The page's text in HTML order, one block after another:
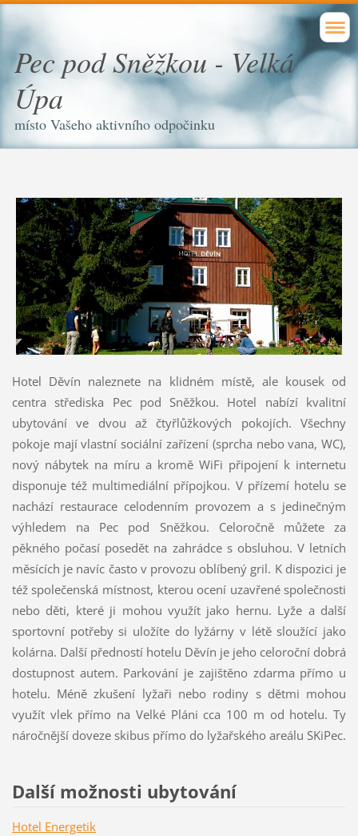
Pec pod Sněžkou - Velká
Úpa
místo Vašeho aktivního odpočinku
Hotel Děvín naleznete na klidném místě, ale kousek od
centra střediska Pec pod Sněžkou. Hotel nabízí kvalitní
ubytování ve dvou až čtyřlůžkových pokojích. Všechny
pokoje mají vlastní sociální zařízení (sprcha nebo vana, WC),
nový nábytek na míru a kromě WiFi připojení k internetu
disponuje též multimediální přípojkou. V přízemí hotelu se
nachází restaurace celodenním provozem a s jedinečným
výhledem na Pec pod Sněžkou. Celoročně můžete za
pěkného počasí posedět na zahrádce s obsluhou. V letních
měsících je navíc často v provozu oblíbený gril. K dispozici je
též společenská místnost, kterou ocení uzavřené společnosti
nebo děti, které ji mohou využít jako hernu. Lyže a další
sportovní potřeby si uložíte do lyžárny v létě sloužící jako
kolárna. Další předností hotelu Děvín je jeho celoroční dobrá
dostupnost autem. Parkování je zajištěno zdarma přímo u
hotelu. Méně zkušení lyžaři nebo rodiny s dětmi mohou
využít vlek přímo na Velké Pláni cca 100 m od hotelu. Ty
náročnější doveze skibus přímo do lyžařského areálu SKiPec.
Další možnosti ubytování
Hotel Energetik